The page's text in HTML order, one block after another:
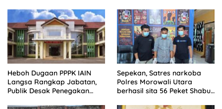
Heboh Dugaan PPPK IAIN
Langsa Rangkap Jabatan,
Publik Desak Penegakan
Sepekan, Satres narkoba
Polres Morowali Utara
berhasil sita 56 Peket Shabu